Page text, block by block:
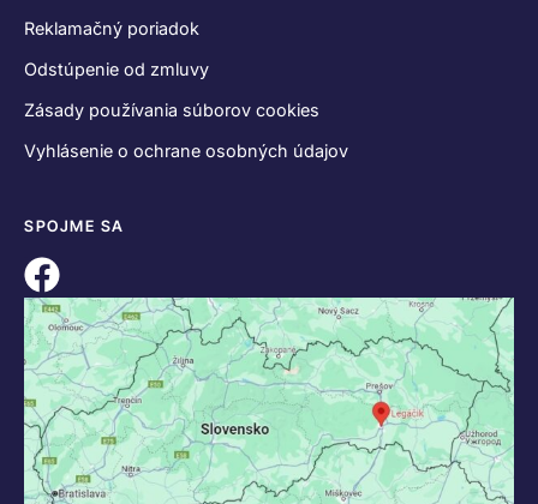
Reklamačný poriadok
Odstúpenie od zmluvy
Zásady používania súborov cookies
Vyhlásenie o ochrane osobných údajov
SPOJME SA